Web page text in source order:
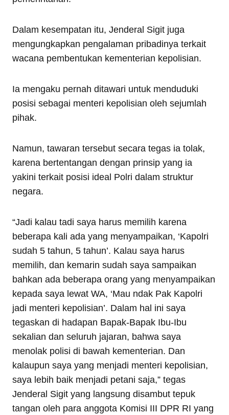
Dalam kesempatan itu, Jenderal Sigit juga
mengungkapkan pengalaman pribadinya terkait
wacana pembentukan kementerian kepolisian.
Ia mengaku pernah ditawari untuk menduduki
posisi sebagai menteri kepolisian oleh sejumlah
pihak.
Namun, tawaran tersebut secara tegas ia tolak,
karena bertentangan dengan prinsip yang ia
yakini terkait posisi ideal Polri dalam struktur
negara.
“Jadi kalau tadi saya harus memilih karena
beberapa kali ada yang menyampaikan, ‘Kapolri
sudah 5 tahun, 5 tahun’. Kalau saya harus
memilih, dan kemarin sudah saya sampaikan
bahkan ada beberapa orang yang menyampaikan
kepada saya lewat WA, ‘Mau ndak Pak Kapolri
jadi menteri kepolisian’. Dalam hal ini saya
tegaskan di hadapan Bapak-Bapak Ibu-Ibu
sekalian dan seluruh jajaran, bahwa saya
menolak polisi di bawah kementerian. Dan
kalaupun saya yang menjadi menteri kepolisian,
saya lebih baik menjadi petani saja,” tegas
Jenderal Sigit yang langsung disambut tepuk
tangan oleh para anggota Komisi III DPR RI yang